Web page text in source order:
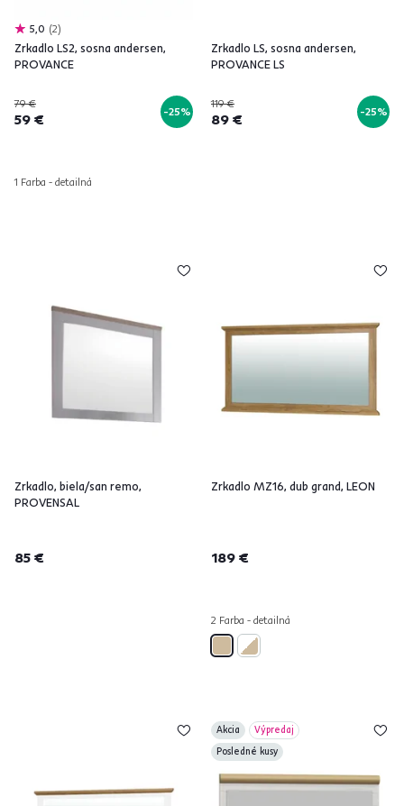
5,0 2
Zrkadlo LS2, sosna andersen,
PROVANCE
79 €
59 € -25%
1 Farba - detailná
Zrkadlo LS, sosna andersen,
PROVANCE LS
119 €
89 € -25%
Zrkadlo, biela/san remo,
PROVENSAL
85 €
Zrkadlo MZ16, dub grand, LEON
189 €
2 Farba - detailná
Akcia
Výpredaj
Posledné kusy